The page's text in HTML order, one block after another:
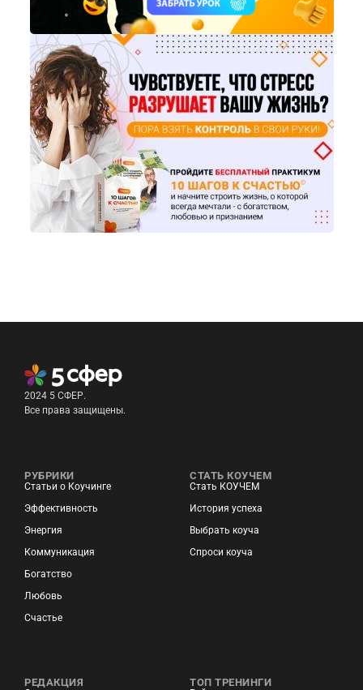
2024 5 СФЕР.
Все права защищены.
РУБРИКИ
Статьи о Коучинге
Эффективность
Энергия
Коммуникация
Богатство
Любовь
Счастье
СТАТЬ КОУЧЕМ
Стать КОУЧЕМ
История успеха
Выбрать коуча
Спроси коуча
РЕДАКЦИЯ ТОП ТРЕНИНГИ